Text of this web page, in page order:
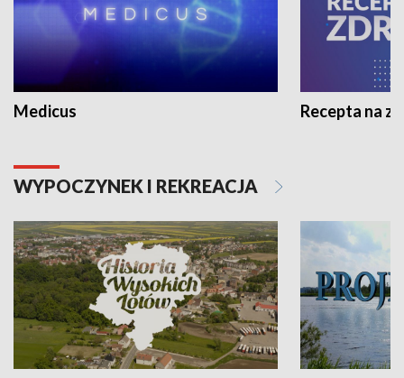
Medicus Recepta na
WYPOCZYNEK I REKREACJA